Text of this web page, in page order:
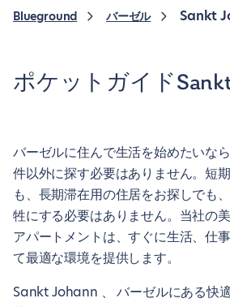
Blueground バーゼル Sankt
ポケットガイド
バーゼルに住んで生活を始めたいな
件以外に探す必要はありません。短
も、長期滞在用の住居をお探しでも
牲にする必要はありません。当社の
アパートメントは、すぐに生活、仕
て最適な環境を提供します。
Sankt Johann 、 バーゼルにある快